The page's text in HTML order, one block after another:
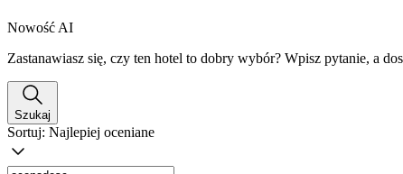
Nowość AI
Zastanawiasz się, czy ten hotel to dobry wybór? Wpisz pytanie, a
Szukaj
Sortuj: Najlepiej oceniane